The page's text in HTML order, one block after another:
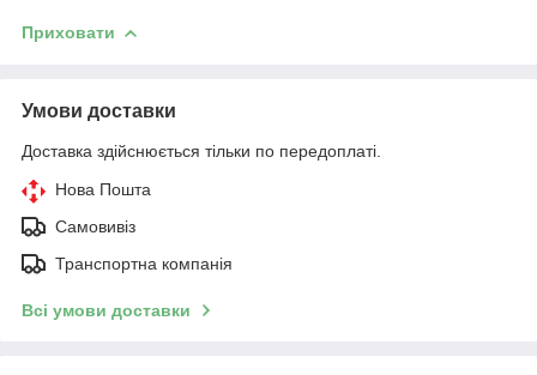
Приховати
Умови доставки
Доставка здійснюється тільки по передоплаті.
Нова Пошта
Самовивіз
Транспортна компанія
Всі умови доставки